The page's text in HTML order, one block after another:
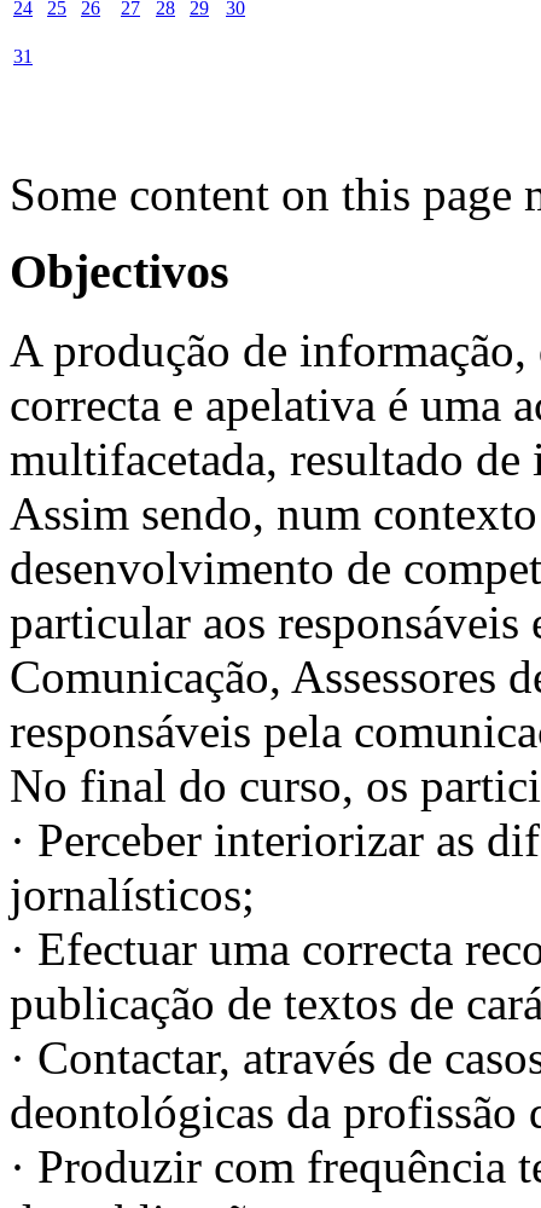
24 25 26 27 28 29 30
31
Some content on this page
Objectivos
A produção de
correcta e apelativa é uma
multifacetada, resultado de
Assim sendo, num
desenvolvimento de
particular aos responsáveis
Comunicação, Assessores
responsáveis pela
No final do curso, os
· Perceber interiorizar as
jornalísticos;
· Efectuar uma correcta
publicação de textos de
· Contactar, através de
deontológicas da profissão
· Produzir com frequência